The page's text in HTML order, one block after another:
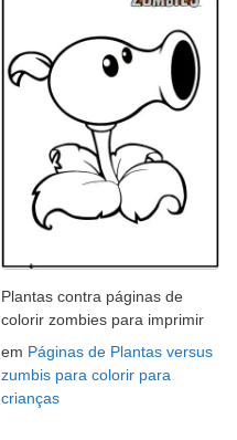
Plantas contra páginas de
colorir zombies para imprimir
em Páginas de Plantas versus
zumbis para colorir para
crianças